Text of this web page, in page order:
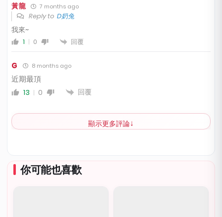
黃龍 7 months ago
Reply to D奶兔
我來~
1 0 回覆
G 8 months ago
近期最頂
13 0 回覆
顯示更多評論
你可能也喜歡